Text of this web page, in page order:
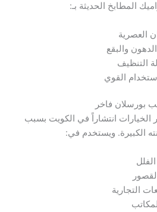
المطابخ الحديثة بـ:
العصرية
والبقع
التنظيف
القوي
بورسلان فاخر
الخيارات انتشاراً في الكويت بسبب
الكبيرة. ويستخدم في:
الفلل
التجارية